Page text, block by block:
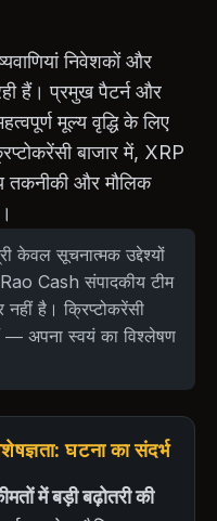
निवेशकों और
हैं। प्रमुख पैटर्न और
मूल्य वृद्धि के लिए
बाजार में, XRP
तकनीकी और मौलिक
केवल सूचनात्मक उद्देश्यों
Cash संपादकीय टीम
नहीं है। क्रिप्टोकरेंसी
— अपना स्वयं का विश्लेषण
घटना का संदर्भ
में बड़ी बढ़ोतरी की